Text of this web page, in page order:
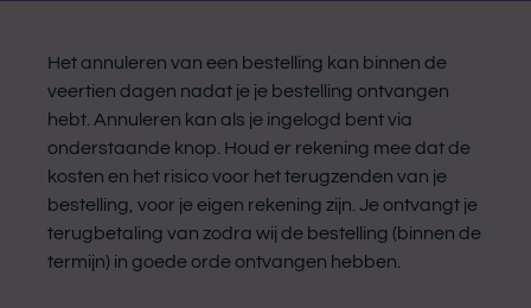
Het annuleren van een bestelling kan binnen de
veertien dagen nadat je je bestelling ontvangen
hebt. Annuleren kan als je ingelogd bent via
onderstaande knop. Houd er rekening mee dat de
kosten en het risico voor het terugzenden van je
bestelling, voor je eigen rekening zijn. Je ontvangt je
terugbetaling van zodra wij de bestelling (binnen de
termijn) in goede orde ontvangen hebben.